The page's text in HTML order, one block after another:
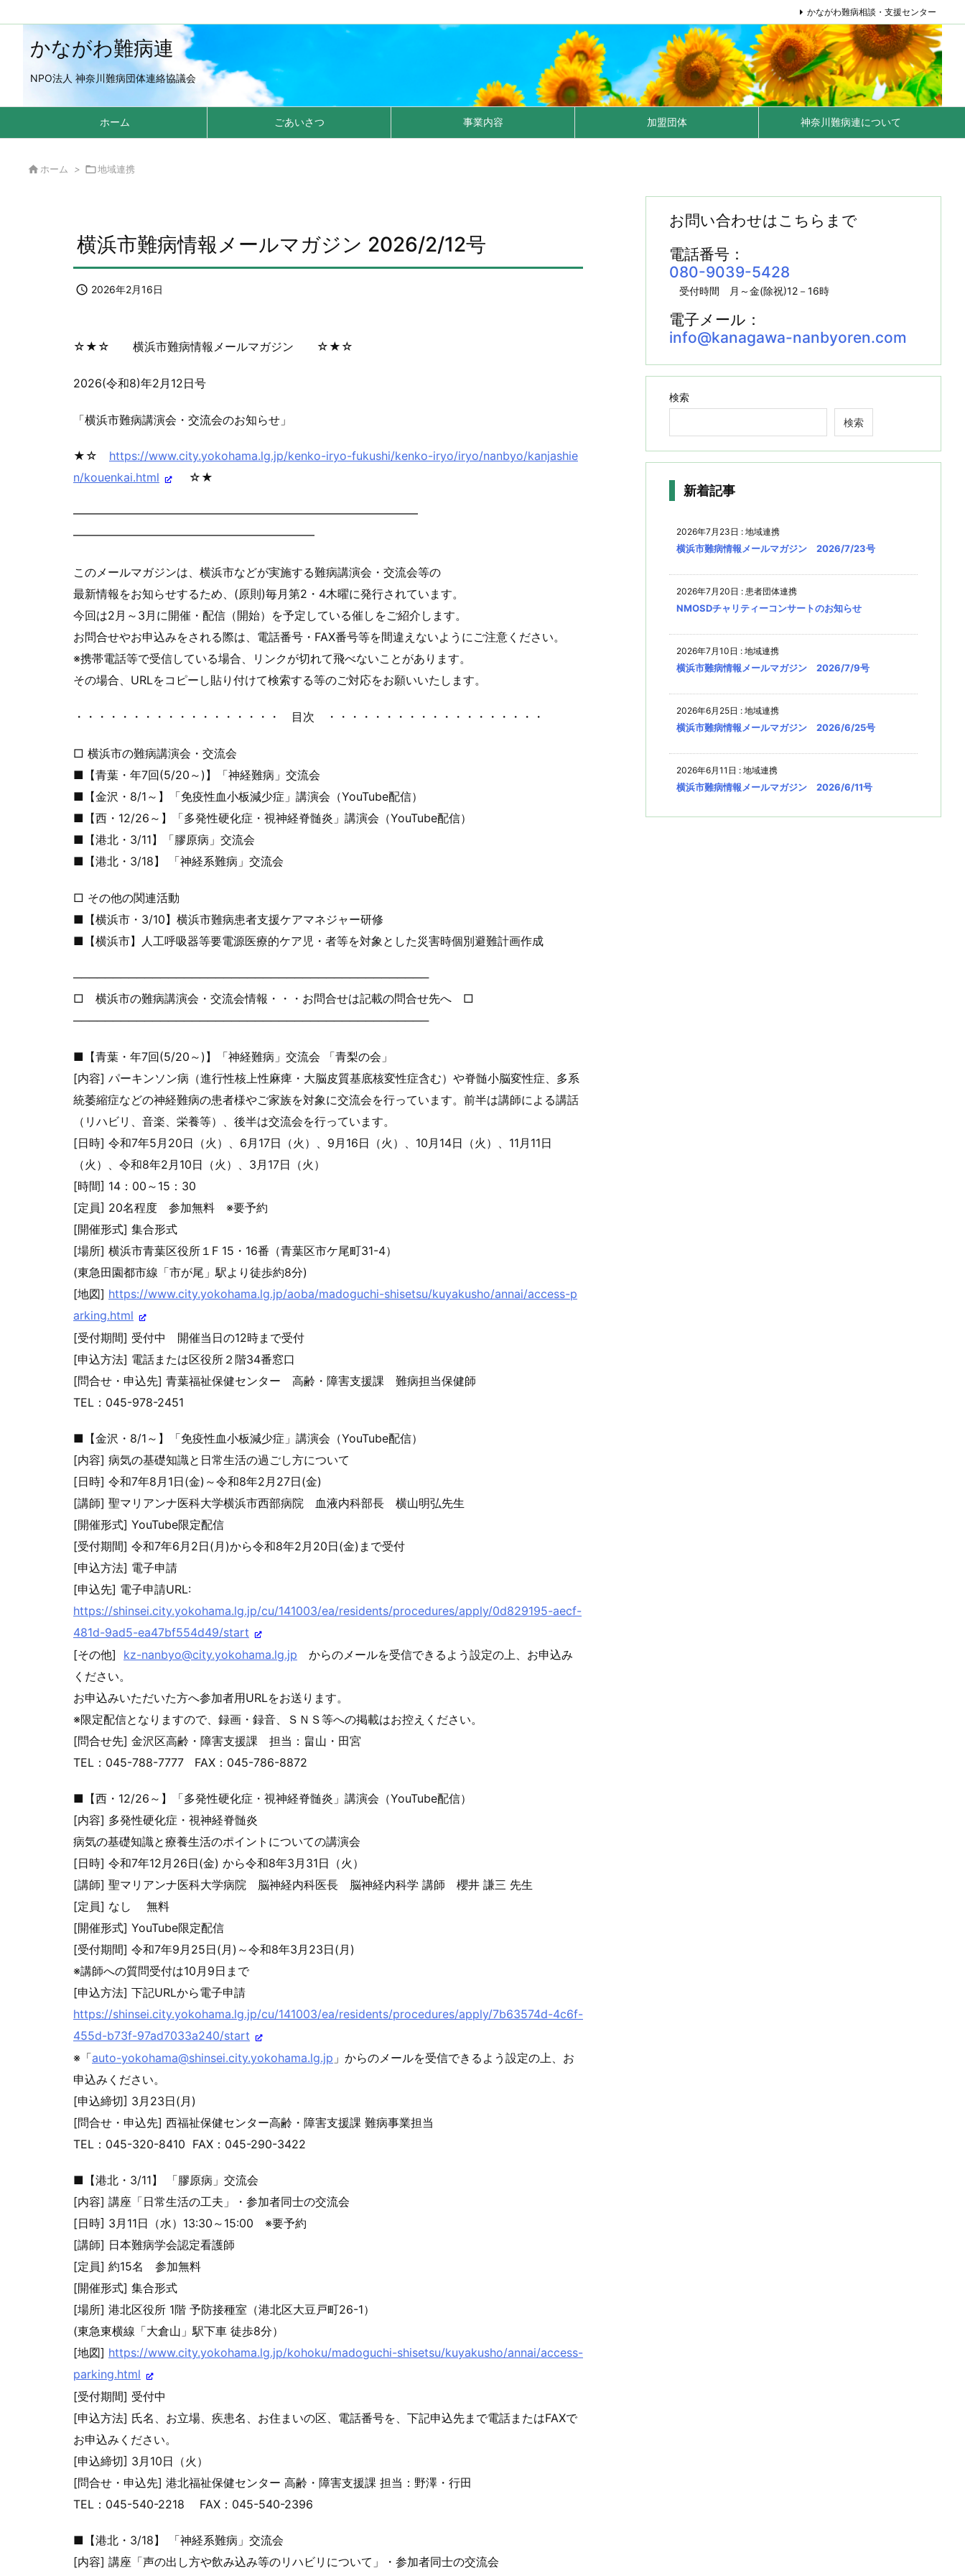
かながわ難病連
NPO法人 神奈川難病団体連絡協議会
ホーム ごあいさつ 事業内容 加盟団体 神奈川難病連について
かながわ難病相談・支援センター
 ホーム > 地域連携
横浜市難病情報メールマガジン 2026/2/12号
 2026年2月16日
☆★☆ 横浜市難病情報メールマガジン ☆★☆
2026(令和8)年2月12日号
「横浜市難病講演会・交流会のお知らせ」
★☆ https://www.city.yokohama.lg.jp/kenko-iryo-fukushi/kenko-iryo/iryo/nanbyo/kanjashie
n/kouenkai.html ☆★
━━━━━━━━━━━━━━━━━━━━━━━━━━━━━━
━━━━━━━━━━━━━━━━━━━━━
このメールマガジンは、横浜市などが実施する難病講演会・交流会等の
最新情報をお知らせするため、(原則)毎月第2・4木曜に発行されています。
今回は2月～3月に開催・配信（開始）を予定している催しをご紹介します。
お問合せやお申込みをされる際は、電話番号・FAX番号等を間違 えないようにご注意ください。
※携帯電話等で受信している場合、リンクが切れて飛べないことがあります。
その場合、URLをコピーし貼り付けて検索する等のご対応をお願いいたします。
・・・・・・・・・・・・・・・・・・ 目次 ・・・・・・・・・・・・・・・・・・・
□ 横浜市の難病講演会・交流会
■【青葉・年7回(5/20～)】「神経難病」交流会
■【金沢・8/1～】「免疫性血小板減少症」講演会（YouTube配信）
■【西・12/26～】「多発性硬化症・視神経脊髄炎」講演会（YouTube配信）
■【港北・3/11】「膠原病」交流会
■【港北・3/18】 「神経系難病」交流会
□ その他の関連活動
■【横浜市・3/10】横浜市難病患者支援ケアマネジャー研修
■【横浜市】人工呼吸器等要電源医療的ケア児・者等を対象とした災害時個別避難計画作成
─────────────────────────────────────────────
□ 横浜市の難病講演会・交流会情報・・・お問合せは記載の問合せ先へ □
─────────────────────────────────────────────
■【青葉・年7回(5/20～)】「神経難病」交流会 「青梨の会」
[内容] パーキンソン病（進行性核上性麻痺・大脳皮質基底核変性症含む） や脊髄小脳変性症、多系
統萎縮症などの神経難病の患者様やご家族を対象に交流会を行っています。前半は講師による講話
（ リハビリ、音楽、栄養等）、後半は交流会を行っています。
[日時] 令和7年5月20日（火）、6月17日（火）、9月16日（火） 、10月14日（火）、11月11日
（火）、令和8年2月10日 （火）、3月17日（火）
[時間] 14：00～15：30
[定員] 20名程度 参加無料 ※要予約
[開催形式] 集合形式
[場所] 横浜市青葉区役所１F 15・16番（青葉区市ケ尾町31-4）
(東急田園都市線「市が尾」駅より徒歩約8分)
[地図] https://www.city.yokohama.lg.jp/aoba/madoguchi-shisetsu/kuyakusho/annai/access-p
arking.html
[受付期間] 受付中 開催当日の12時まで受付
[申込方法] 電話または区役所２階34番窓口
[問合せ・申込先] 青葉福祉保健センター 高齢・障害支援課 難病担当保健師
TEL：045-978-2451
■【金沢・8/1～】「免疫性血小板減少症」講演会（YouTube配信）
[内容] 病気の基礎知識と日常生活の過ごし方について
[日時] 令和7年8月1日(金)～令和8年2月27日(金)
[講師] 聖マリアンナ医科大学横浜市西部病院 血液内科部長 横山明弘先生
[開催形式] YouTube限定配信
[受付期間] 令和7年6月2日(月)から令和8年2月20日(金)まで受付
[申込方法] 電子申請
[申込先] 電子申請URL:
https://shinsei.city.yokohama.lg.jp/cu/141003/ea/residents/procedures/apply/0d829195-aecf-
481d-9ad5-ea47bf554d49/start
[その他] kz-nanbyo@city.yokohama.lg.jp からのメールを受信できるよう設定の上、お申込み
ください。
お申込みいただいた方へ参加者用URLをお送ります。
※限定配信となりますので、録画・録音、ＳＮＳ等への掲載はお控えください。
[問合せ先] 金沢区高齢・障害支援課 担当：畠山・田宮
TEL：045-788-7777 FAX：045-786-8872
■【西・12/26～】「多発性硬化症・視神経脊髄炎」講演会（YouTube配信）
[内容] 多発性硬化症・視神経脊髄炎
病気の基礎知識と療養生活のポイントについての講演会
[日時] 令和7年12月26日(金) から令和8年3月31日（火）
[講師] 聖マリアンナ医科大学病院 脳神経内科医長 脳神経内科学 講師 櫻井 謙三 先生
[定員] なし 無料
[開催形式] YouTube限定配信
[受付期間] 令和7年9月25日(月)～令和8年3月23日(月)
※講師への質問受付は10月9日まで
[申込方法] 下記URLから電子申請
https://shinsei.city.yokohama.lg.jp/cu/141003/ea/residents/procedures/apply/7b63574d-4c6f-
455d-b73f-97ad7033a240/start
※「auto-yokohama@shinsei.city.yokohama.lg.jp 」からのメールを受信できるよう設定の上、お
申込みください。
[申込締切] 3月23日(月)
[問合せ・申込先] 西福祉保健センター高齢・障害支援課 難病事業担当
TEL：045-320-8410 FAX：045-290-3422
■【港北・3/11】 「膠原病」交流会
[内容] 講座「日常生活の工夫」・参加者同士の交流会
[日時] 3月11日（水）13:30～15:00 ※要予約
[講師] 日本難病学会認定看護師
[定員] 約15名 参加無料
[開催形式] 集合形式
[場所] 港北区役所 1階 予防接種室（港北区大豆戸町26-1）
(東急東横線「大倉山」駅下車 徒歩8分）
[地図] https://www.city.yokohama.lg.jp/kohoku/madoguchi-shisetsu/kuyakusho/annai/access-
parking.html
[受付期間] 受付中
[申込方法] 氏名、お立場、疾患名、お住まいの区、電話番号を、下記申込先ま で電話またはFAXで
お申込みください。
[申込締切] 3月10日（火）
[問合せ・申込先] 港北福祉保健センター 高齢・障害支援課 担当：野澤・行田
TEL：045-540-2218 FAX：045-540-2396
■【港北・3/18】 「神経系難病」交流会
[内容] 講座「声の出し方や飲み込み等のリハビリについて」・参加者同士の交流会
お問い合わせはこちらまで
電話番号：
080-9039-5428
受付時間 月～金(除祝)12－16時
電子メール：
info@kanagawa-nanbyoren.com
検索
検索
新着記事
2026年7月23日 : 地域連携
横浜市難病情報メールマガジン 2026/7/23号
2026年7月20日 : 患者団体連携
NMOSDチャリティーコンサートのお知らせ
2026年7月10日 : 地域連携
横浜市難病情報メールマガジン 2026/7/9号
2026年6月25日 : 地域連携
横浜市難病情報メールマガジン 2026/6/25号
2026年6月11日 : 地域連携
横浜市難病情報メールマガジン 2026/6/11号